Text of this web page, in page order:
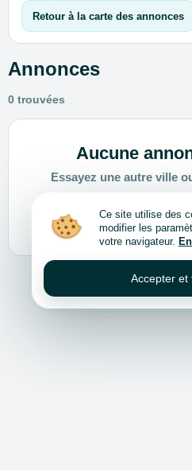
Retour à la carte des annonces
Annonces
0 trouvées
Aucune
Essayez une autre ville
Choisir une autre
Ce site utilise des
modifier les
votre navigateur.
Accepter et